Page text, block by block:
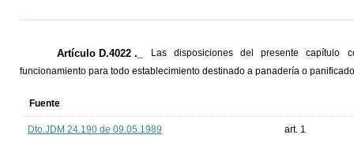
Artículo D.4022 ._
Las disposiciones del presente capítulo
funcionamiento para todo establecimiento destinado a panadería o
Fuente
Dto.JDM 24.190 de 09.05.1989 art. 1